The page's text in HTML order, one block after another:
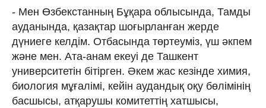
- Мен Өзбекстанның Бұқара облысында, Тамды
ауданында, қазақтар шоғырланған жерде
дүниеге келдім. Отбасында төртеуміз, үш әкпем
және мен. Ата-анам екеуі де Ташкент
университетін бітірген. Әкем жас кезінде химия,
биология мұғалімі, кейін аудандық оқу бөлімінің
басшысы, атқарушы комитеттің хатшысы,